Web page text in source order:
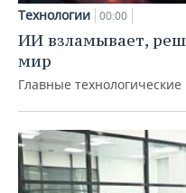
Технологии 00:00
ИИ взламывает,
мир
Главные